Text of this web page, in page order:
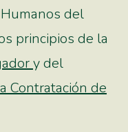
del
principios de la
y del
Contratación de